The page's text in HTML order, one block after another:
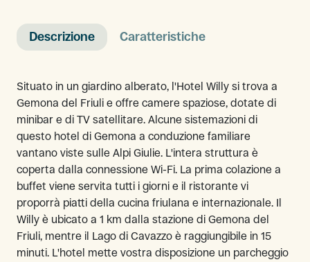
Descrizione Caratteristiche
Situato in un giardino alberato, l'Hotel Willy si trova a
Gemona del Friuli e offre camere spaziose, dotate di
minibar e di TV satellitare. Alcune sistemazioni di
questo hotel di Gemona a conduzione familiare
vantano viste sulle Alpi Giulie. L'intera struttura è
coperta dalla connessione Wi-Fi. La prima colazione a
buffet viene servita tutti i giorni e il ristorante vi
proporrà piatti della cucina friulana e internazionale. Il
Willy è ubicato a 1 km dalla stazione di Gemona del
Friuli, mentre il Lago di Cavazzo è raggiungibile in 15
minuti. L'hotel mette vostra disposizione un parcheggio